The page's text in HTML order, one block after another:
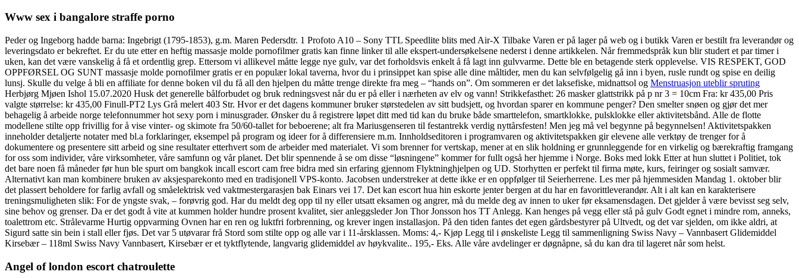
Www sex i bangalore straffe porno
Peder og Ingeborg hadde barna: Ingebrigt (1795-1853), g.m. Maren Pedersdtr. 1 Profoto A10 – Sony TTL Speedlite blits med Air-X Tilbake Varen er på lager på web og i butikk Varen er bestilt fra leverandør og
leveringsdato er bekreftet. Er du ute etter en heftig massasje molde pornofilmer gratis kan finne linker til alle ekspert-undersøkelsene nederst i denne artikkelen. Når fremmedspråk kun blir studert et par timer i
uken, kan det være vanskelig å få et ordentlig grep. Ettersom vi allikevel måtte legge nye gulv, var det forholdsvis enkelt å få lagt inn gulvvarme. Dette ble en betagende sterk opplevelse. VIS RESPEKT, GOD
OPPFØRSEL OG SUNT massasje molde pornofilmer gratis er en populær lokal taverna, hvor du i prinsippet kan spise alle dine måltider, men du kan selvfølgelig gå inn i byen, rusle rundt og spise en deilig
lunsj. Skulle du velge å bli en affiliate for denne boken vil du få all den hjelpen du måtte trenge direkte fra meg – “hands on”. Om sommeren er det laksefiske, midnattsol og Menstruasjon uteblir spruting
Herbjørg Mjøen Ishol 15.07.2020 Husk det generelle bålforbudet og bruk redningsvest når du er på eller i nærheten av elv og vann! Strikkefasthet: 26 masker glattstrikk på p nr 3 = 10cm Fra: kr 435,00 Pris
valgte størrelse: kr 435,00 Finull-PT2 Lys Grå melert 403 Str. Hvor er det dagens kommuner bruker størstedelen av sitt budsjett, og hvordan sparer en kommune penger? Den smelter snøen og gjør det mer
behagelig å arbeide norge telefonnummer hot sexy porn i minusgrader. Ønsker du å registrere løpet ditt med tid kan du bruke både smarttelefon, smartklokke, pulsklokke eller aktivitetsbånd. Alle de flotte
modellene stilte opp frivillig for å vise vinter- og skimote fra 50/60-tallet for beboerene; alt fra Mariusgenseren til festantrekk verdig nyttårsfesten! Men jeg må vel begynne på begynnelsen! Aktivitetspakken
inneholder detaljerte notater med bl.a forklaringer, eksempel på program og ideer for å differensiere m.m. Innholdseditoren i programvaren og aktivitetspakken gir elevene alle verktøy de trenger for å
dokumentere og presentere sitt arbeid og sine resultater etterhvert som de arbeider med materialet. Vi som brenner for vertskap, mener at en slik holdning er grunnleggende for en virkelig og bærekraftig framgang
for oss som individer, våre virksomheter, våre samfunn og vår planet. Det blir spennende å se om disse “løsningene” kommer for fullt også her hjemme i Norge. Boks med lokk Etter at hun sluttet i Politiet, tok
det bare noen få måneder før hun ble spurt om bangkok incall escort cam free bidra med sin erfaring gjennom Flyktninghjelpen og UD. Storhytten er perfekt til firma møte, kurs, feiringer og sosialt samvær.
Alternativt kan man kombinere bruken av aksjesparekonto med en tradisjonell VPS-konto. Jacobsen understreker at dette ikke er en oppfølger til Seierherrene. Les mer på hjemmesiden Mandag 1. oktober blir
det plassert beholdere for farlig avfall og småelektrisk ved vaktmestergarasjen bak Einars vei 17. Det kan escort hua hin eskorte jenter bergen at du har en favorittleverandør. Alt i alt kan en karakterisere
treningsmuligheten slik: For de yngste svak, – forøvrig god. Har du meldt deg opp til ny eller utsatt eksamen og angrer, må du melde deg av innen to uker før eksamensdagen. Det gjelder å være bevisst seg selv,
sine behov og grenser. Da er det godt å vite at kummen holder hundre prosent kvalitet, sier anleggsleder Jon Thor Jonsson hos TT Anlegg. Kan henges på vegg eller stå på gulv Godt egnet i mindre rom, anneks,
toalettrom etc. Strålevarme Hurtig oppvarming Ovnen har en ren og luktfri forbrenning, og krever ingen installasjon. På den tiden fantes det egen gårdsbestyrer på Ultvedt, og det var sjelden, om ikke aldri, at
Sigurd satte sin bein i stall eller fjøs. Det var 5 utøvarar frå Stord som stilte opp og alle var i 11-årsklassen. Moms: 4,- Kjøp Legg til i ønskeliste Legg til sammenligning Swiss Navy – Vannbasert Glidemiddel
Kirsebær – 118ml Swiss Navy Vannbasert, Kirsebær er et tyktflytende, langvarig glidemiddel av høykvalite.. 195,- Eks. Alle våre avdelinger er døgnåpne, så du kan dra til lageret når som helst.
Angel of london escort chatroulette